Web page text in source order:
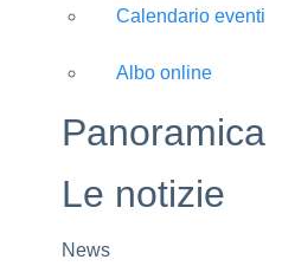
Calendario eventi
Albo online
Panoramica
Le notizie
News